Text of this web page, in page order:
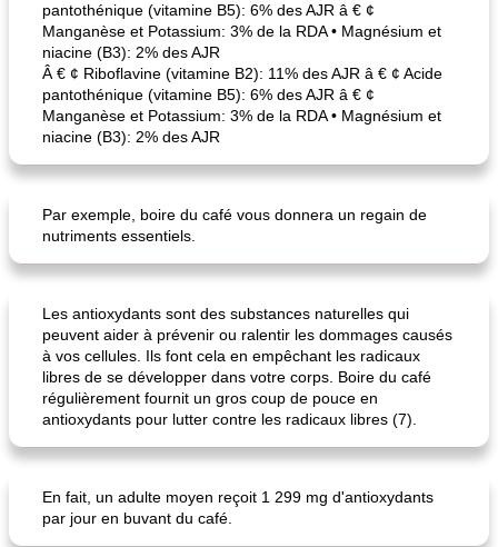
pantothénique (vitamine B5): 6% des AJR â € ¢
Manganèse et Potassium: 3% de la RDA • Magnésium et
niacine (B3): 2% des AJR
Â € ¢ Riboflavine (vitamine B2): 11% des AJR â € ¢ Acide
pantothénique (vitamine B5): 6% des AJR â € ¢
Manganèse et Potassium: 3% de la RDA • Magnésium et
niacine (B3): 2% des AJR
Par exemple, boire du café vous donnera un regain de
nutriments essentiels.
Les antioxydants sont des substances naturelles qui
peuvent aider à prévenir ou ralentir les dommages causés
à vos cellules. Ils font cela en empêchant les radicaux
libres de se développer dans votre corps. Boire du café
régulièrement fournit un gros coup de pouce en
antioxydants pour lutter contre les radicaux libres (7).
En fait, un adulte moyen reçoit 1 299 mg d'antioxydants
par jour en buvant du café.